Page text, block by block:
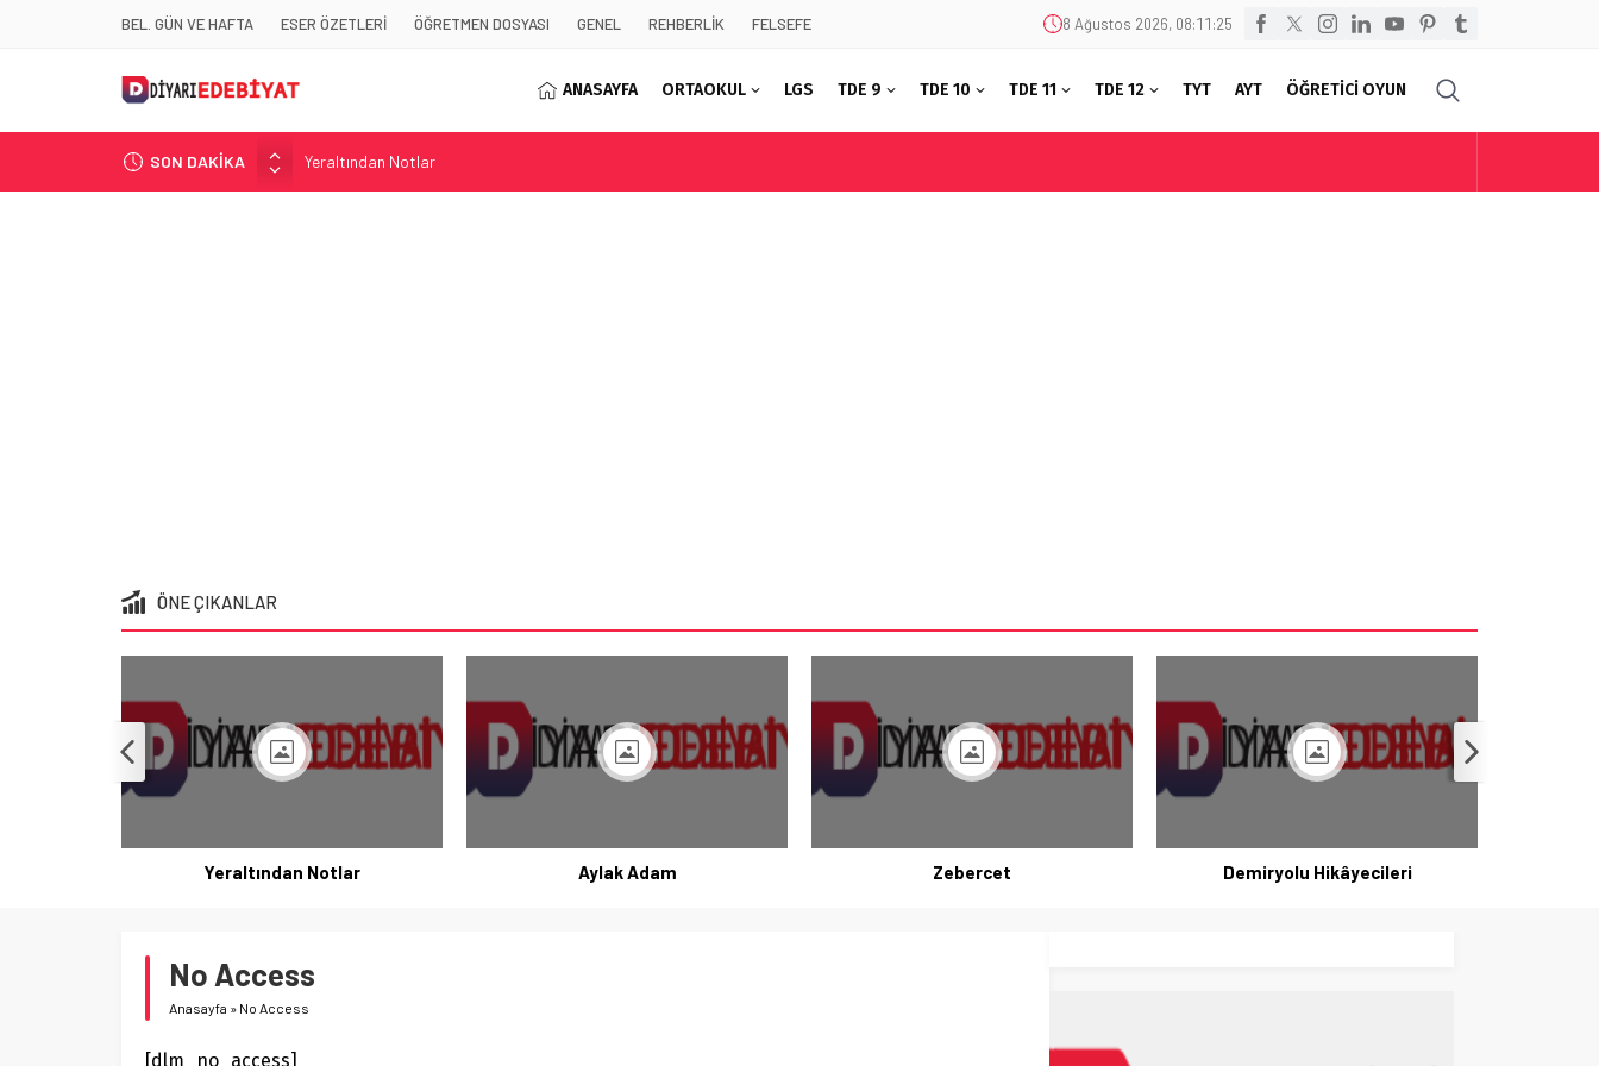
BEL. GÜN VE HAFTA ESER ÖZETLERİ ÖĞRETMEN DOSYASI GENEL REHBERLİK FELSEFE 8 Ağustos 2026, 08:11:25
ANASAYFA ORTAOKUL LGS TDE 9 TDE 10 TDE 11 TDE 12 TYT AYT ÖĞRETİCİ OYUN
SON DAKİKA
Yeraltından Notlar
Aylak Adam
ÖNE ÇIKANLAR
Yeraltından Notlar Aylak Adam Zebercet Demiryolu Hikâyecileri
No Access
Anasayfa » No Access
[dlm_no_access]